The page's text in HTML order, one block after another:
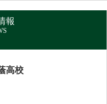
報
高校